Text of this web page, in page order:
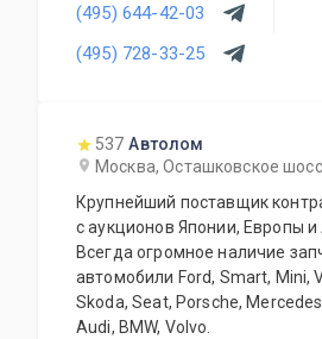
гарантию на все автозапчасти
качество выполненных работ.
(495) 644-42-03
(495) 728-33-25
537 Автолом
Москва, Осташковское
Крупнейший поставщик
с аукционов Японии, Европы и
Всегда огромное наличие
автомобили Ford, Smart, Mini,
Skoda, Seat, Porsche,
Audi, BMW, Volvo.